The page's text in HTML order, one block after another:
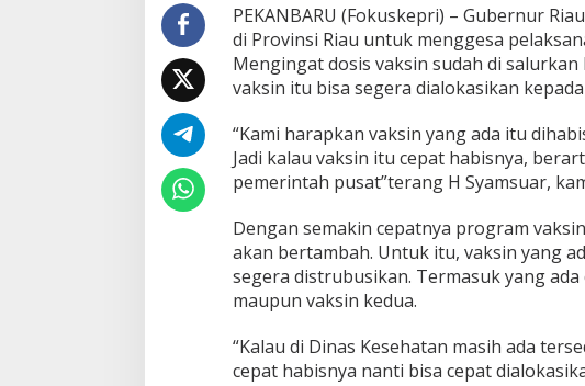
u
a
t
e
K
t
a
e
s
a
C
a
a
i
PEKANBARU (Fokuskepri) – Gubernur
di Provinsi Riau untuk menggesa
Mengingat dosis vaksin sudah di
vaksin itu bisa segera dialokasikan
“Kami harapkan vaksin yang ada itu
Jadi kalau vaksin itu cepat habisnya,
pemerintah pusat”terang H Syamsuar,
Dengan semakin cepatnya program
akan bertambah. Untuk itu, vaksin yang
segera distrubusikan. Termasuk yang
maupun vaksin kedua.
“Kalau di Dinas Kesehatan masih ada
cepat habisnya nanti bisa cepat